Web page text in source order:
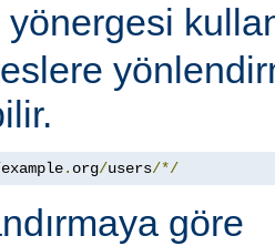
yönergesi
example. org/users/*/
göre